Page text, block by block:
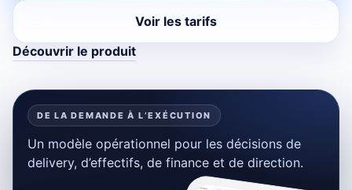
Voir les tarifs
Découvrir le produit
DE LA DEMANDE À L’EXÉCUTION
Un modèle opérationnel pour les décisions de
delivery, d’effectifs, de finance et de direction.